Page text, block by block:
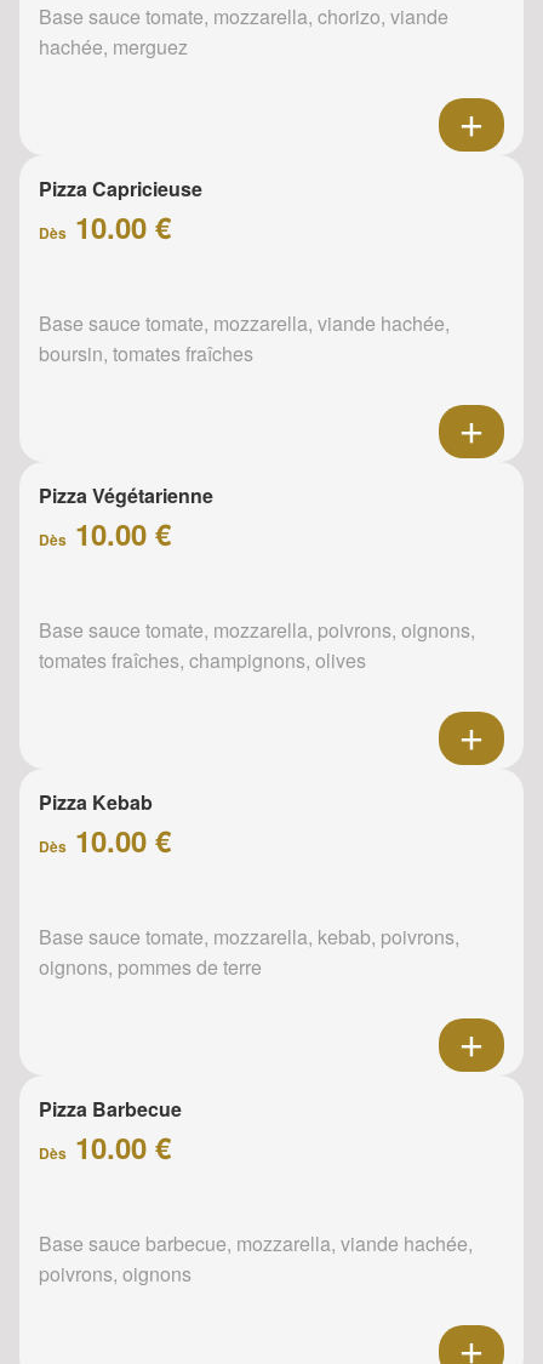
Base sauce tomate, mozzarella, chorizo, viande
hachée, merguez
Pizza Capricieuse
Dès 10.00 €
Base sauce tomate, mozzarella, viande hachée,
boursin, tomates fraîches
Pizza Végétarienne
Dès 10.00 €
Base sauce tomate, mozzarella, poivrons, oignons,
tomates fraîches, champignons, olives
Pizza Kebab
Dès 10.00 €
Base sauce tomate, mozzarella, kebab, poivrons,
oignons, pommes de terre
Pizza Barbecue
Dès 10.00 €
Base sauce barbecue, mozzarella, viande hachée,
poivrons, oignons